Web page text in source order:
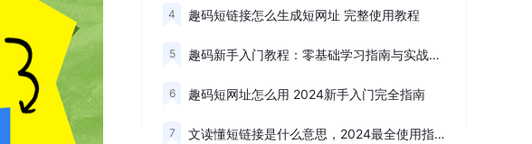
4 趣码短链接怎么生成短网址 完整使用教程
5 趣码新手入门教程：零基础学习指南与实战技巧
6 趣码短网址怎么用 2024新手入门完全指南
7 文读懂短链接是什么意思，2024最全使用指南